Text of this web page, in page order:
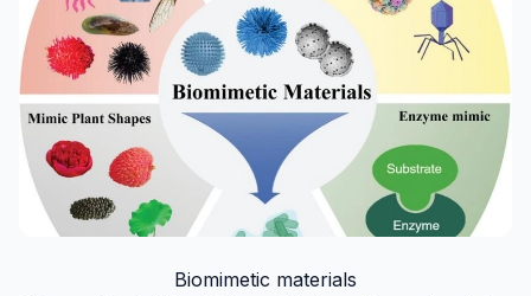
Biomimetic materials